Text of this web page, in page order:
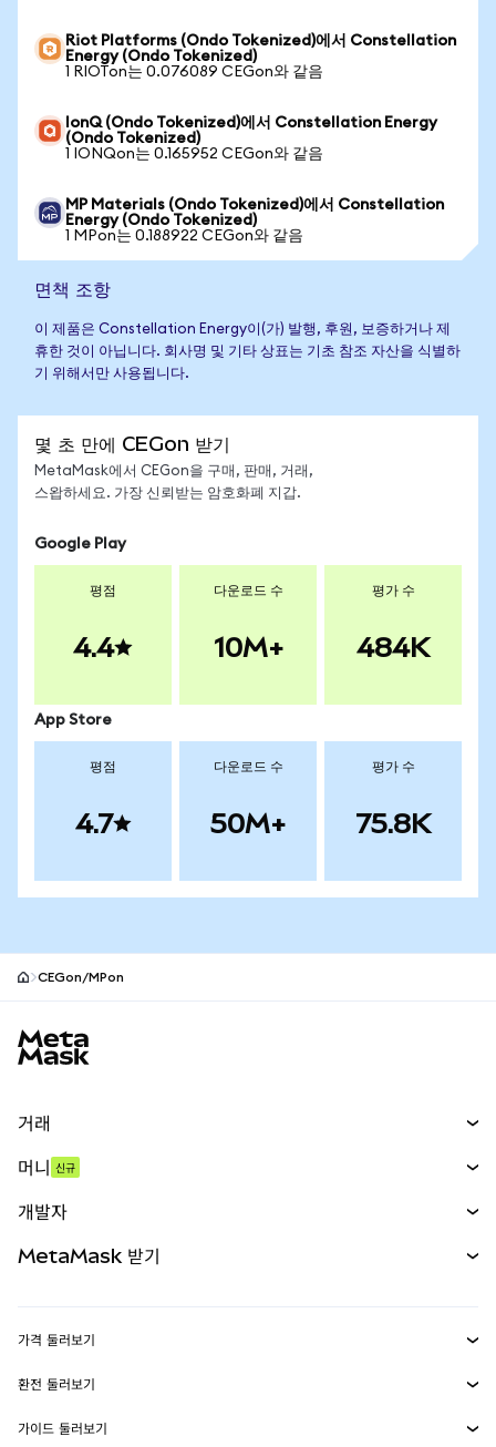
Riot Platforms (Ondo Tokenized)에서 Constellation
Energy (Ondo Tokenized)
1 RIOTon는 0.076089 CEGon와 같음
IonQ (Ondo Tokenized)에서 Constellation Energy
(Ondo Tokenized)
1 IONQon는 0.165952 CEGon와 같음
MP Materials (Ondo Tokenized)에서 Constellation
Energy (Ondo Tokenized)
1 MPon는 0.188922 CEGon와 같음
면책 조항
이 제품은 Constellation Energy이(가) 발행, 후원, 보증하거나 제
휴한 것이 아닙니다. 회사명 및 기타 상표는 기초 참조 자산을 식별하
기 위해서만 사용됩니다.
몇 초 만에 CEGon 받기
MetaMask에서 CEGon을 구매, 판매, 거래,
스왑하세요. 가장 신뢰받는 암호화폐 지갑.
Google Play
평점
4.4
다운로드 수
10M+
평가 수
484K
App Store
평점
4.7
다운로드 수
50M+
평가 수
75.8K
CEGon/MPon
거래
무기한 선물
실물자산
머니 신규
개발자
MetaMask Connect
Snaps
MetaMask 받기
보안
가격 둘러보기
이더리움 가격
솔라나 가격
환전 둘러보기
ETH를 USD로 환전
가이드 둘러보기